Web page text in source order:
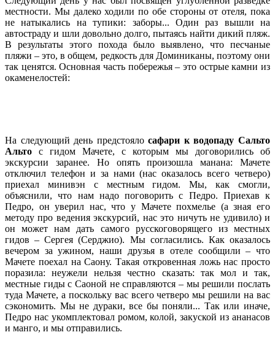
местности. Мы далеко ходили по обе стороны от отеля, пока
не натыкались на тупики: заборы... Один раз вышли на
автостраду и шли довольно долго, пытаясь найти дикий пляж.
В результаты этого похода было выявлено, что песчаные
пляжи – это, в общем, редкость для Доминиканы, поэтому они
так ценятся. Основная часть побережья – это острые камни из
окаменелостей:
На следующий день предстоялосафари к водопаду Сальто
Альто с гидом Мачете, с которым мы договорились об
экскурсии заранее. Но опять произошла манана: Мачете
отключил телефон и за нами (нас оказалось всего четверо)
приехал минивэн с местным гидом. Мы, как смогли,
объяснили, что нам надо поговорить с Педро. Приехав к
Педро, он уверил нас, что у Мачете похмелье (а зная его
методу про ведения экскурсий, нас это ничуть не удивило) и
он может нам дать самого русскоговорящего из местных
гидов – Сергея (Серджио). Мы согласились. Как оказалось
вечером за ужином, наши друзья в отеле сообщили – что
Мачете поехал на Саону. Такая откровенная ложь нас просто
поразила: неужели нельзя честно сказать: так мол и так,
местные гиды с Саоной не справляются – мы решили послать
туда Мачете, а поскольку вас всего четверо мы решили на вас
сэкономить. Мы не дураки, все бы поняли... Так или иначе,
Педро нас укомплектовал ромом, колой, закуской из ананасов
и манго, и мы отправились.